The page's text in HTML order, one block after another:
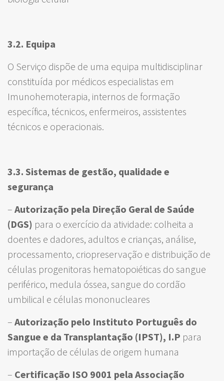
3.2. Equipa
O Serviço dispõe de uma equipa multidisciplinar
constituída por médicos especialistas em
Imunohemoterapia, internos de formação
específica, técnicos, enfermeiros, assistentes
técnicos e operacionais.
3.3. Sistemas de gestão, qualidade e
segurança
– Autorização pela Direção Geral de Saúde
(DGS) para o exercício da atividade: colheita a
doentes e dadores, adultos e crianças, análise,
processamento, criopreservação e distribuição de
células progenitoras hematopoiéticas do sangue
periférico, medula óssea, sangue do cordão
umbilical e células mononucleares
– Autorização pelo Instituto Português do
Sangue e da Transplantação (IPST), I.P para
importação de células de origem humana
– Certificação ISO 9001 pela Associação